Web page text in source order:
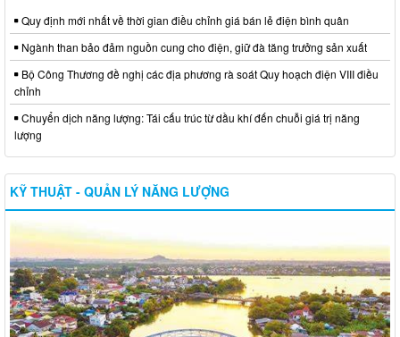
Quy định mới nhất về thời gian điều chỉnh giá bán lẻ điện bình quân
Ngành than bảo đảm nguồn cung cho điện, giữ đà tăng trưởng sản xuất
Bộ Công Thương đề nghị các địa phương rà soát Quy hoạch điện VIII điều
chỉnh
Chuyển dịch năng lượng: Tái cấu trúc từ dầu khí đến chuỗi giá trị năng
lượng
KỸ THUẬT - QUẢN LÝ NĂNG LƯỢNG